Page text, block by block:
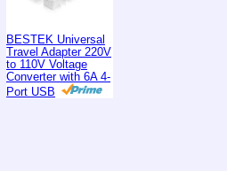
BESTEK Universal
Travel Adapter 220V
to 110V Voltage
Converter with 6A 4-
Port USB